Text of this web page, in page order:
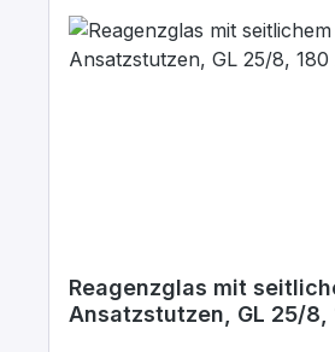
Reagenzglas mit
Ansatzstutzen, GL 25/8,